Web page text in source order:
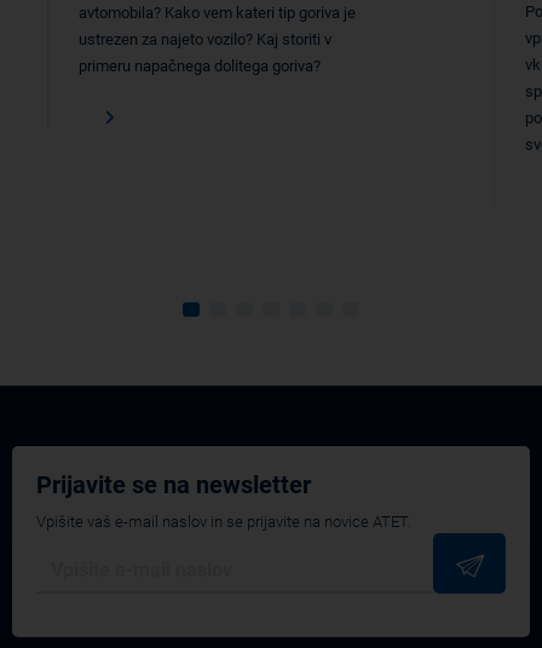
avtomobila? Kako vem kateri tip goriva je
ustrezen za najeto vozilo? Kaj storiti v
primeru napačnega dolitega goriva?
Prijavite se na newsletter
Vpišite vaš e-mail naslov in se prijavite na novice ATET.